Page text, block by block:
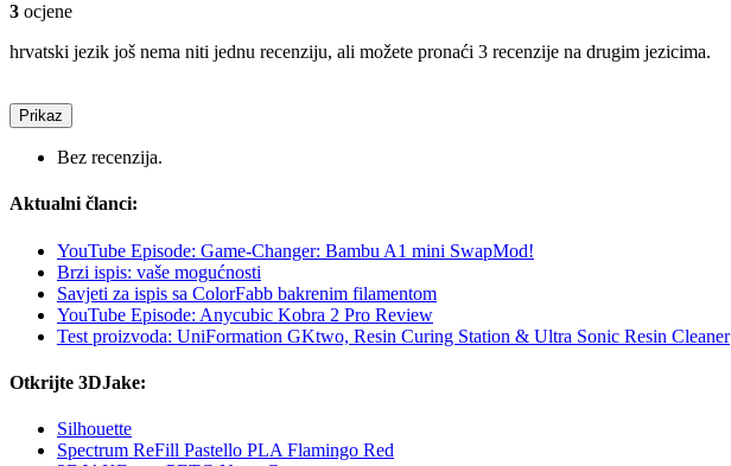
3 ocjene
hrvatski jezik još nema niti jednu recenziju, ali možete pronaći 3 recenzije na drugim jezicima.
Prikaz
Bez recenzija.
Aktualni članci:
YouTube Episode: Game-Changer: Bambu A1 mini SwapMod!
Brzi ispis: vaše mogućnosti
Savjeti za ispis sa ColorFabb bakrenim filamentom
YouTube Episode: Anycubic Kobra 2 Pro Review
Test proizvoda: UniFormation GKtwo, Resin Curing Station & Ultra Sonic Resin Cleaner
Otkrijte 3DJake:
Silhouette
Spectrum ReFill Pastello PLA Flamingo Red